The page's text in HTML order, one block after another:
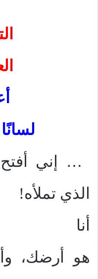
… إني
الذي تملأه!
أنا
هو أرضك،